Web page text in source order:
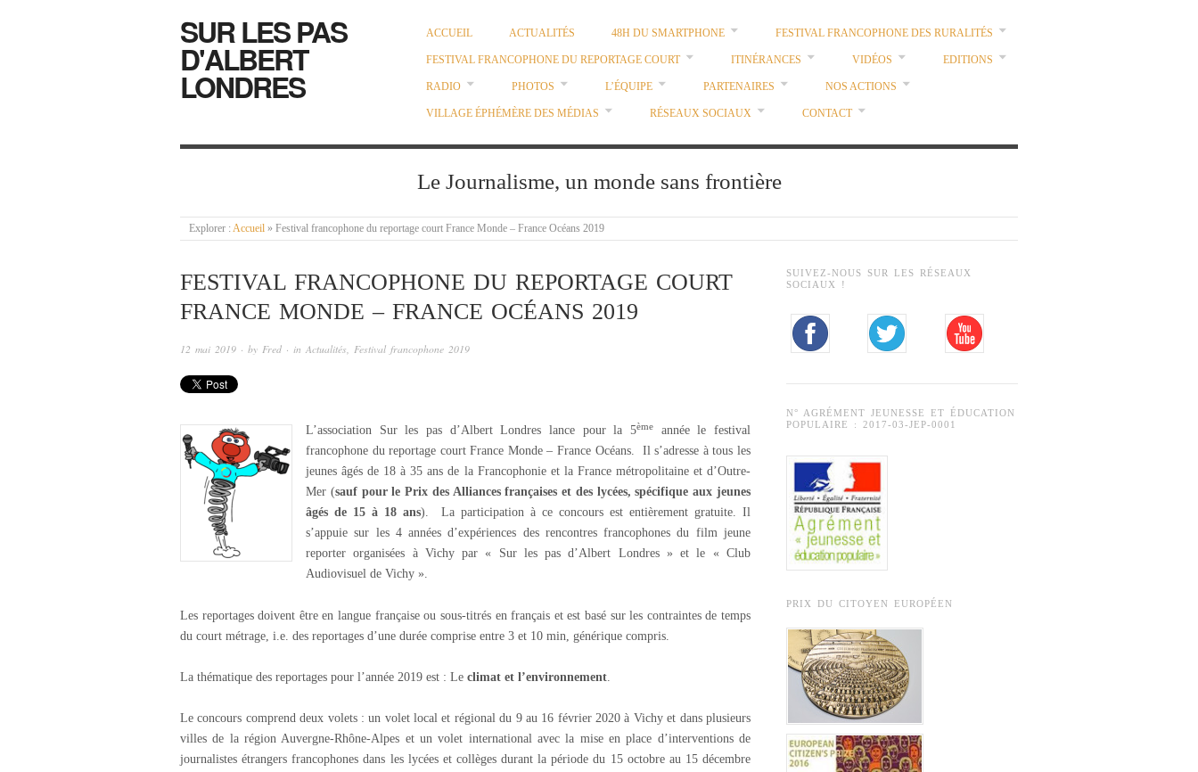
SUR LES PAS
D'ALBERT
LONDRES
ACCUEIL ACTUALITÉS 48H DU SMARTPHONE FESTIVAL FRANCOPHONE DES RURALITÉS
FESTIVAL FRANCOPHONE DU REPORTAGE COURT ITINÉRANCES VIDÉOS EDITIONS
RADIO PHOTOS L’ÉQUIPE PARTENAIRES NOS ACTIONS
VILLAGE ÉPHÉMÈRE DES MÉDIAS RÉSEAUX SOCIAUX CONTACT
Le Journalisme, un monde sans frontière
Explorer : Accueil » Festival francophone du reportage court France Monde – France Océans 2019
FESTIVAL FRANCOPHONE DU REPORTAGE COURT
FRANCE MONDE – FRANCE OCÉANS 2019
12 mai 2019 · by Fred · in Actualités Festival francophone 2019
L’association Sur les pas d’Albert Londres lance pour la 5ème
année le festival
francophone du reportage court France Monde – France Océans. Il s’adresse à tous les
jeunes âgés de 18 à 35 ans de la Francophonie et la France métropolitaine et d’Outre-
Mer (sauf pour le Prix des Alliances françaises et des lycées, spécifique aux jeunes
âgés de 15 à 18 ans). La participation à ce concours est entièrement gratuite. Il
s’appuie sur les 4 années d’expériences des rencontres francophones du film jeune
reporter organisées à Vichy par « Sur les pas d’Albert Londres » et le « Club
Audiovisuel de Vichy ».
Les reportages doivent être en langue française ou sous-titrés en français et est basé sur les contraintes de temps
du court métrage, i.e. des reportages d’une durée comprise entre 3 et 10 min, générique compris.
La thématique des reportages pour l’année 2019 est : Le climat et l’environnement
Le concours comprend deux volets : un volet local et régional du 9 au 16 février 2020 à Vichy et dans plusieurs
villes de la région Auvergne-Rhône-Alpes et un volet international avec la mise en place d’interventions de
journalistes étrangers francophones dans les lycées et collèges durant la période du 15 octobre au 15 décembre
SUIVEZ-NOUS SUR LES RÉSEAUX
SOCIAUX !
N° AGRÉMENT JEUNESSE ET ÉDUCATION
POPULAIRE : 2017-03-JEP-0001
PRIX DU CITOYEN EUROPÉEN